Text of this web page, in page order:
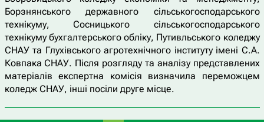
Борзнянського державного сільськогосподарського
технікуму, Сосницького сільськогосподарського
технікуму бухгалтерського обліку, Путивльського коледжу
СНАУ та Глухівського агротехнічного інституту імені С.А.
Ковпака СНАУ. Після розгляду та аналізу представлених
матеріалів експертна комісія визначила переможцем
коледж СНАУ, інші посіли друге місце.